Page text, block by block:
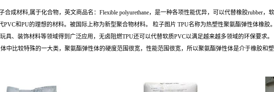
合成材料,属于化合物，英文商品名：Flexible polyurethane，是一种各项性能优异，可以代替橡胶rubber
和PU的理想的材料。被国际上称为新型聚合物材料。 粒子图片 TPU名称为热塑性聚氨酯弹性体橡
具、装饰材料等领域得到广泛应用，无卤阻燃TPU还可以代替软质PVC以满足越来越多领域的环保要求
中比较特殊的一大类，聚氨酯弹性体的硬度范围很宽，性能范围很宽，所以聚氨酯弹性体是介于橡胶和